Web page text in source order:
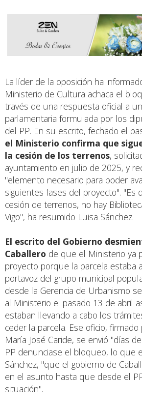
La líder de la oposición ha
Ministerio de Cultura achaca el
través de una respuesta oficial a
parlamentaria formulada por los
del PP. En su escrito, fechado el
el Ministerio confirma que
la cesión de los terrenos,
ayuntamiento en julio de 2025, y
"elemento necesario para poder
siguientes fases del proyecto". "Es
cesión de terrenos, no hay
Vigo", ha resumido Luisa Sánchez.
El escrito del Gobierno
Caballero de que el Ministerio ya
proyecto porque la parcela estaba
portavoz del grupo municipal
desde la Gerencia de Urbanismo
al Ministerio el pasado 13 de abril
estaban llevando a cabo los
ceder la parcela. Ese oficio, firmado
María José Caride, se envió "días
PP denunciase el bloqueo, lo que
Sánchez, "que el gobierno de
en el asunto hasta que desde el
situación".